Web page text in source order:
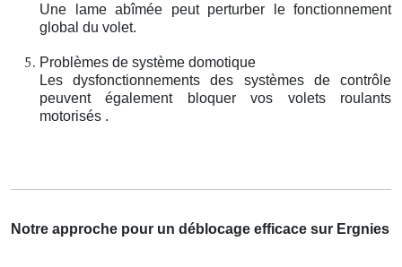
Une lame abîmée peut perturber le fonctionnement
global du volet.
Problèmes de système domotique
Les dysfonctionnements des systèmes de contrôle
peuvent également bloquer vos volets roulants
motorisés .
Notre approche pour un déblocage efficace sur Ergnies